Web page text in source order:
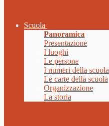
Scuola
Panoramica
Presentazione
I luoghi
Le persone
I numeri della scuola
Le carte della scuola
Organizzazione
La storia